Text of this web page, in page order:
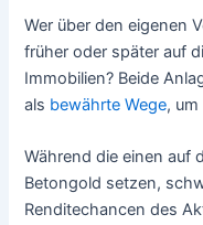
Wer über den eigenen
früher oder später auf
Immobilien? Beide
als bewährte Wege,
Während die einen auf
Betongold setzen,
Renditechancen des